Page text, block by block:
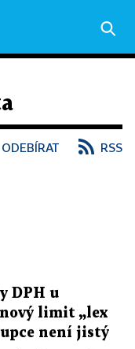
ODEBÍRAT RSS
DPH u
limit „lex
není jistý